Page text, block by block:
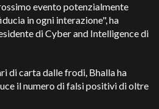
evento potenzialmente
in ogni interazione", ha
di Cyber and Intelligence di
di carta dalle frodi, Bhalla ha
il numero di falsi positivi di oltre